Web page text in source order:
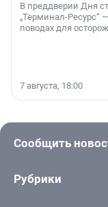
В преддверии Дня
„Терминал-Ресурс“
поводах для
7 августа, 18:00
Сообщить
Рубрики